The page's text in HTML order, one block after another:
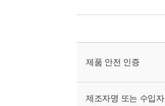
제품 안전 인증
제조자명 또는 수입자